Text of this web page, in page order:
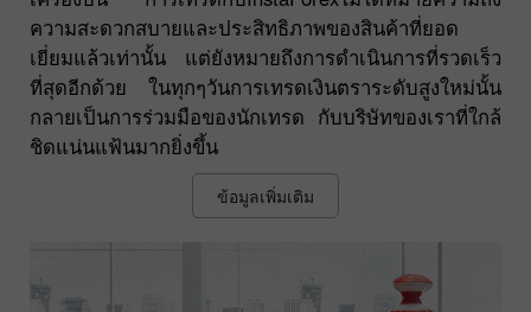
ความสะดวกสบายและประสิทธิภาพของสินค้าที่ยอด
เยี่ยมแล้วเท่านั้น แต่ยังหมายถึงการดำเนินการที่รวดเร็ว
ที่สุดอีกด้วย ในทุกๆวันการเทรดเงินตราระดับสูงใหม่นั้น
กลายเป็นการร่วมมือของนักเทรด กับบริษัทของเราที่ใกล้
ชิดแน่นแฟ้นมากยิ่งขึ้น
ข้อมูลเพิ่มเติม